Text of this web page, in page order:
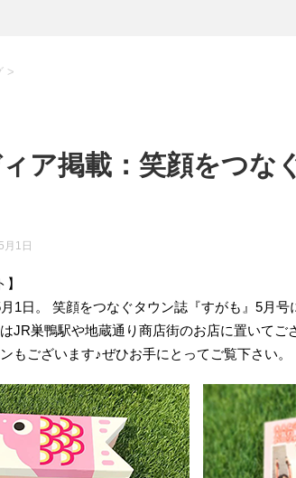
>
ィア掲載：笑顔をつな
月1日
1日。 笑顔をつなぐタウン誌『すがも』5月号
JR巣鴨駅や地蔵通り商店街のお店に置いてご
もございます♪ぜひお手にとってご覧下さい。